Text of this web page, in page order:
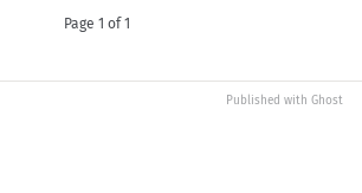
Page 1 of 1
Published with Ghost